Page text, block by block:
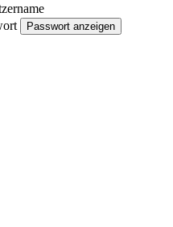
Passwort anzeigen